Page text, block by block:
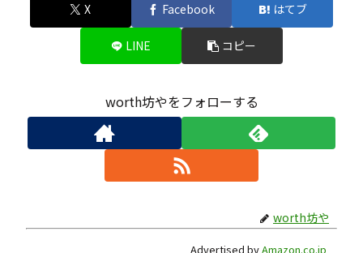
X Facebook はてブ
LINE コピー
worth坊やをフォローする
worth坊や
Advertised byAmazon.co.jp